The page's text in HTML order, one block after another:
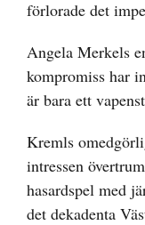
förlorade det
Angela Merkels
kompromiss har
är bara ett
Kremls
intressen
hasardspel med
det dekadenta